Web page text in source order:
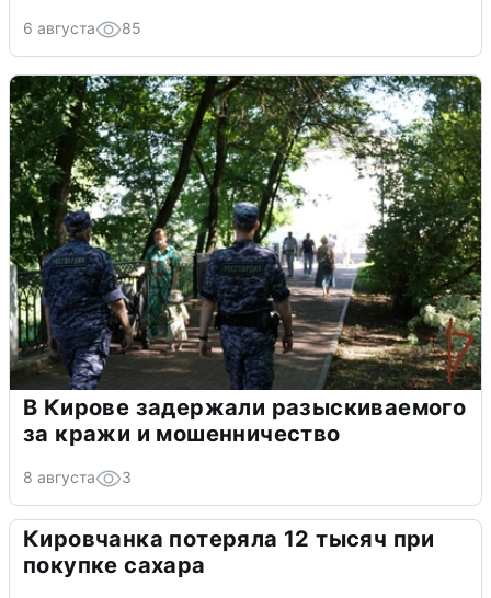
6 августа 85
В Кирове задержали разыскиваемого
за кражи и мошенничество
8 августа 3
Кировчанка потеряла 12 тысяч при
покупке сахара